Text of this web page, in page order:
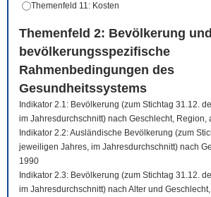
Themenfeld 11: Kosten
Themenfeld 2: Bevölkerung und
bevölkerungsspezifische
Rahmenbedingungen des
Gesundheitssystems
Indikator 2.1: Bevölkerung (zum Stichtag 31.12.
im Jahresdurchschnitt) nach Geschlecht, Region,
Indikator 2.2: Ausländische Bevölkerung (zum
jeweiligen Jahres, im Jahresdurchschnitt) nach
1990
Indikator 2.3: Bevölkerung (zum Stichtag 31.12.
im Jahresdurchschnitt) nach Alter und